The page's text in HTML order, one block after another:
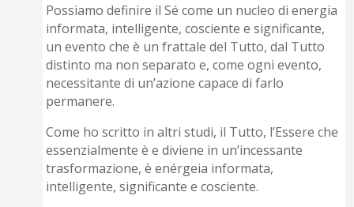
Possiamo definire il Sé come un nucleo di energia
informata, intelligente, cosciente e significante,
un evento che è un frattale del Tutto, dal Tutto
distinto ma non separato e, come ogni evento,
necessitante di un’azione capace di farlo
permanere.
Come ho scritto in altri studi, il Tutto, l’Essere che
essenzialmente è e diviene in un’incessante
trasformazione, è enérgeia informata,
intelligente, significante e cosciente.